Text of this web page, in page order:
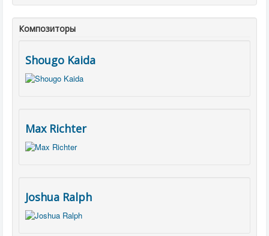
Композиторы
Shougo Kaida
Max Richter
Joshua Ralph